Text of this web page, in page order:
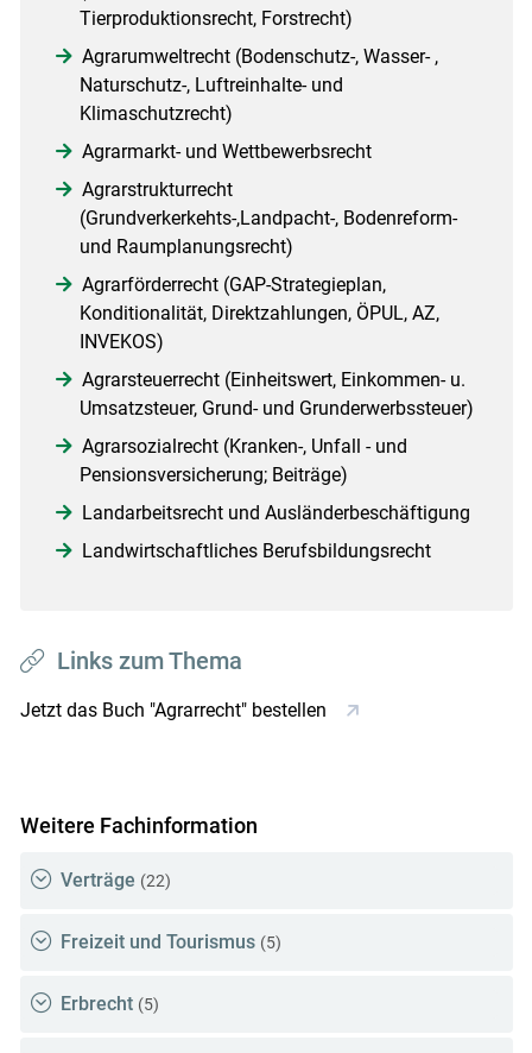
Tierproduktionsrecht, Forstrecht)
Agrarumweltrecht (Bodenschutz-, Wasser- ,
Naturschutz-, Luftreinhalte- und
Klimaschutzrecht)
Agrarmarkt- und Wettbewerbsrecht
Agrarstrukturrecht
(Grundverkerkehts-,Landpacht-, Bodenreform-
und Raumplanungsrecht)
Agrarförderrecht (GAP-Strategieplan,
Konditionalität, Direktzahlungen, ÖPUL, AZ,
INVEKOS)
Agrarsteuerrecht (Einheitswert, Einkommen- u.
Umsatzsteuer, Grund- und Grunderwerbssteuer)
Agrarsozialrecht (Kranken-, Unfall - und
Pensionsversicherung; Beiträge)
Landarbeitsrecht und Ausländerbeschäftigung
Landwirtschaftliches Berufsbildungsrecht
Links zum Thema
Jetzt das Buch "Agrarrecht" bestellen
Weitere Fachinformation
Verträge (22)
Freizeit und Tourismus (5)
Erbrecht (5)